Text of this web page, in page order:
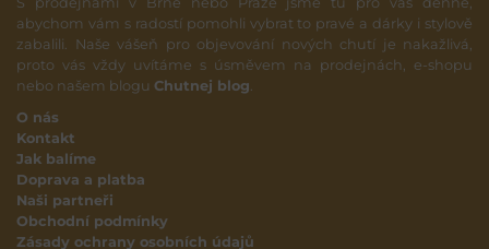
abychom vám s radostí pomohli vybrat to pravé a dárky i stylově
zabalili. Naše vášeň pro objevování nových chutí je nakažlivá,
proto vás vždy uvítáme s úsměvem na prodejnách, e-shopu
nebo našem blogu Chutnej blog
O nás
Kontakt
Jak balíme
Doprava a platba
Naši partneři
Obchodní podmínky
Zásady ochrany osobních údajů